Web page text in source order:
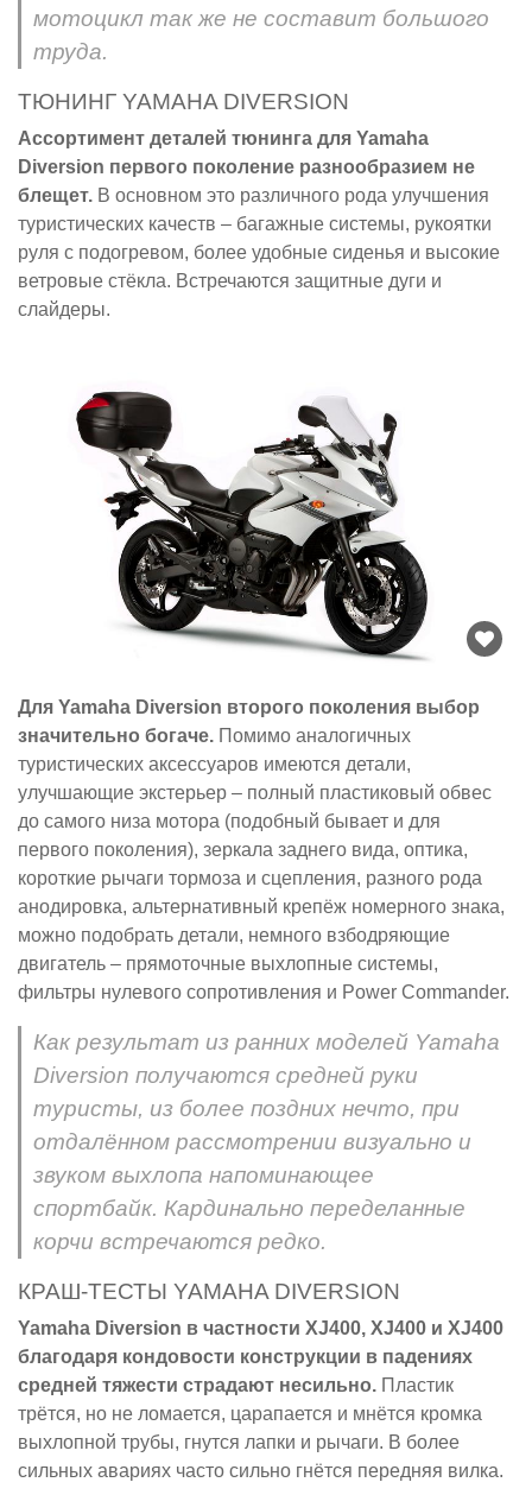
мотоцикл так же не составит большого
труда.
ТЮНИНГ YAMAHA DIVERSION
Ассортимент деталей тюнинга для Yamaha
Diversion первого поколение разнообразием не
блещет. В основном это различного рода улучшения
туристических качеств – багажные системы, рукоятки
руля с подогревом, более удобные сиденья и высокие
ветровые стёкла. Встречаются защитные дуги и
слайдеры.
Для Yamaha Diversion второго поколения выбор
значительно богаче. Помимо аналогичных
туристических аксессуаров имеются детали,
улучшающие экстерьер – полный пластиковый обвес
до самого низа мотора (подобный бывает и для
первого поколения), зеркала заднего вида, оптика,
короткие рычаги тормоза и сцепления, разного рода
анодировка, альтернативный крепёж номерного знака,
можно подобрать детали, немного взбодряющие
двигатель – прямоточные выхлопные системы,
фильтры нулевого сопротивления и Power Commander.
Как результат из ранних моделей Yamaha
Diversion получаются средней руки
туристы, из более поздних нечто, при
отдалённом рассмотрении визуально и
звуком выхлопа напоминающее
спортбайк. Кардинально переделанные
корчи встречаются редко.
КРАШ-ТЕСТЫ YAMAHA DIVERSION
Yamaha Diversion в частности XJ400, XJ400 и XJ400
благодаря кондовости конструкции в падениях
средней тяжести страдают несильно. Пластик
трётся, но не ломается, царапается и мнётся кромка
выхлопной трубы, гнутся лапки и рычаги. В более
сильных авариях часто сильно гнётся передняя вилка.